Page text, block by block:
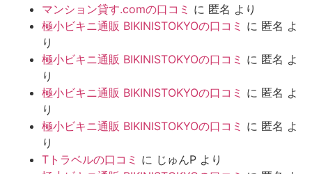
マンション貸す.comの口コミ に 匿名 より
極小ビキニ通販 BIKINISTOKYOの口コミ に 匿名 よ
り
極小ビキニ通販 BIKINISTOKYOの口コミ に 匿名 よ
り
極小ビキニ通販 BIKINISTOKYOの口コミ に 匿名 よ
り
極小ビキニ通販 BIKINISTOKYOの口コミ に 匿名 よ
り
Tトラベルの口コミ に じゅんP より